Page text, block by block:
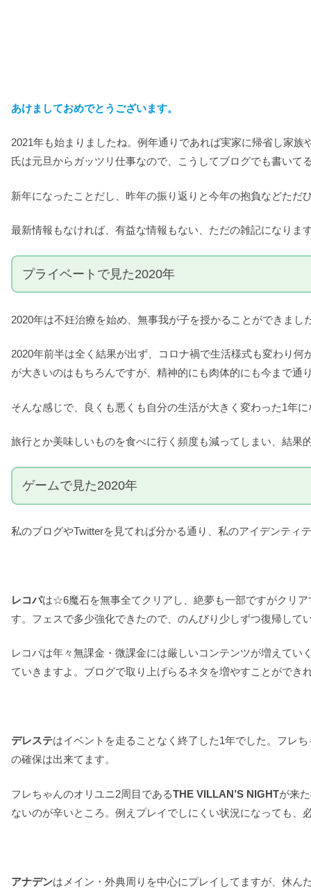
あけましておめでとうございます。
2021年も始まりましたね。例年通りであれば実家に帰省し家
氏は元旦からガッツリ仕事なので、こうしてブログでも書いて
新年になったことだし、昨年の振り返りと今年の抱負などただ
最新情報もなければ、有益な情報もない、ただの雑記になり
プライベートで見た2020年
2020年は不妊治療を始め、無事我が子を授かることができまし
2020年前半は全く結果が出ず、コロナ禍で生活様式も変わり
が大きいのはもちろんですが、精神的にも肉体的にも今まで
そんな感じで、良くも悪くも自分の生活が大きく変わった1年
旅行とか美味しいものを食べに行く頻度も減ってしまい、結
ゲームで見た2020年
私のブログやTwitterを見てれば分かる通り、私のアイデンティ
レコパは☆6魔石を無事全てクリアし、絶夢も一部ですがクリ
す。フェスで多少強化できたので、のんびり少しずつ復帰して
レコパは年々無課金・微課金には厳しいコンテンツが増えて
ていきますよ。ブログで取り上げらるネタを増やすことができ
デレステはイベントを走ることなく終了した1年でした。フレ
の確保は出来てます。
フレちゃんのオリユニ2周目であるTHE VILLAN’S NIGHTが来
ないのが辛いところ。例えプレイでしにくい状況になっても
アナデンはメイン・外典周りを中心にプレイしてますが、休ん